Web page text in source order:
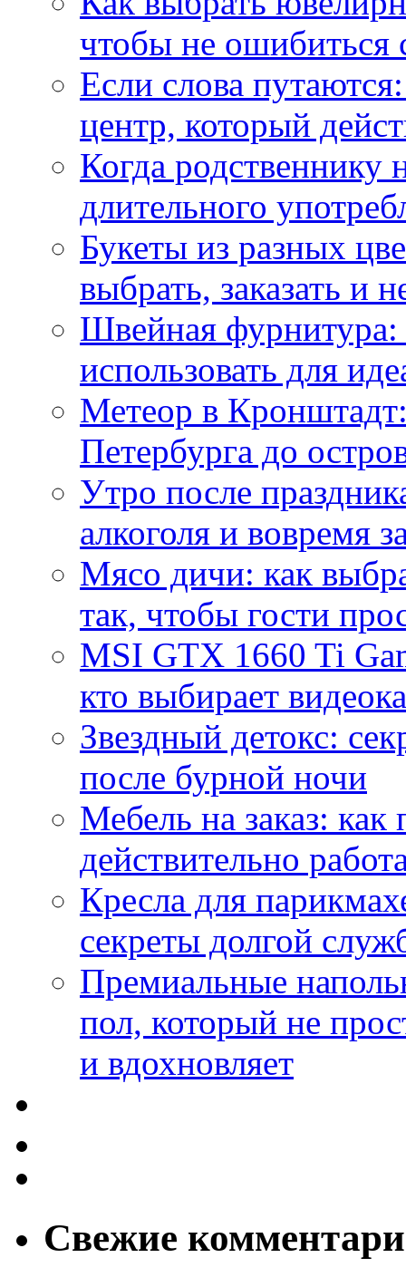
чтобы не ошибиться
Если слова
центр, который
Когда
длительного
Букеты из разных
выбрать, заказать и
Швейная фурнитура:
использовать для
Метеор в
Петербурга до
Утро после
алкоголя и вовремя
Мясо дичи: как
так, чтобы гости
MSI GTX 1660 Ti
кто выбирает
Звездный детокс:
после бурной ночи
Мебель на заказ:
действительно
Кресла для
секреты долгой
Премиальные
пол, который не
и вдохновляет
Свежие